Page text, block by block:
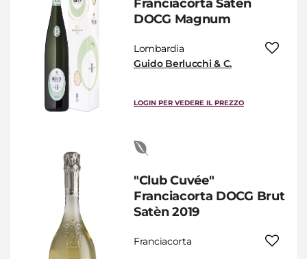
Franciacorta Saten
DOCG Magnum
Lombardia
Guido Berlucchi & C.
LOGIN PER VEDERE IL PREZZO
"Club Cuvée"
Franciacorta DOCG Brut
Satèn 2019
Franciacorta